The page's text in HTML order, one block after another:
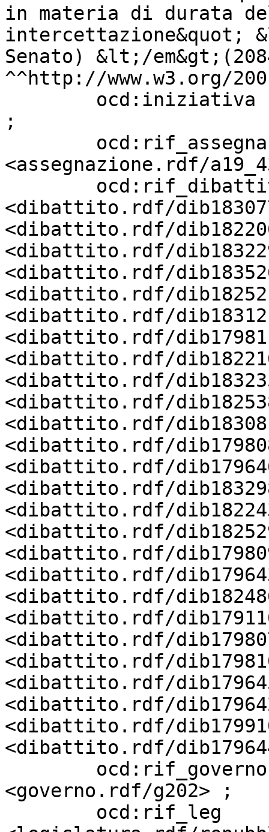
in materia di durata
intercettazione&quot;
Senato) &lt;/
^^http://www.w3.org/
;
<assegnazione.rdf/
<dibattito.rdf/
<dibattito.rdf/
<dibattito.rdf/
<dibattito.rdf/
<dibattito.rdf/
<dibattito.rdf/
<dibattito.rdf/
<dibattito.rdf/
<dibattito.rdf/
<dibattito.rdf/
<dibattito.rdf/
<dibattito.rdf/
<dibattito.rdf/
<dibattito.rdf/
<dibattito.rdf/
<dibattito.rdf/
<dibattito.rdf/
<dibattito.rdf/
<dibattito.rdf/
<dibattito.rdf/
<dibattito.rdf/
<dibattito.rdf/
<dibattito.rdf/
<dibattito.rdf/
<dibattito.rdf/
<dibattito.rdf/
<governo.rdf/g202> ;